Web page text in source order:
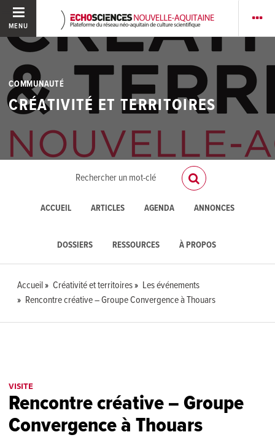
MENU
COMMUNAUTÉ
CRÉATIVITÉ ET TERRITOIRES
ACCUEIL ARTICLES AGENDA ANNONCES
DOSSIERS RESSOURCES À PROPOS
Accueil Créativité et territoires
Les événements
Rencontre créative – Groupe Convergence à Thouars
VISITE
Rencontre créative – Groupe
Convergence à Thouars